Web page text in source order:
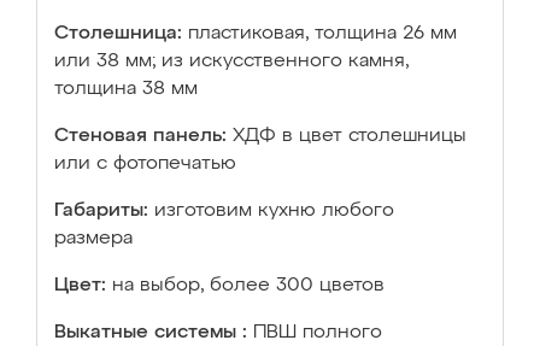
Столешница: пластиковая, толщина 26 мм
или 38 мм; из искусственного камня,
толщина 38 мм
Стеновая панель: ХДФ в цвет столешницы
или с фотопечатью
Габариты: изготовим кухню любого
размера
Цвет: на выбор, более 300 цветов
Выкатные системы :
ПВШ полного